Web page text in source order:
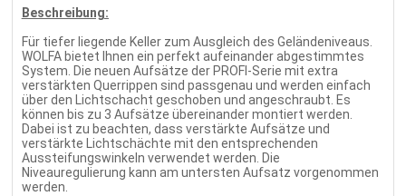
Beschreibung:
Für tiefer liegende Keller zum Ausgleich des Geländeniveaus.
WOLFA bietet Ihnen ein perfekt aufeinander abgestimmtes
System. Die neuen Aufsätze der PROFI-Serie mit extra
verstärkten Querrippen sind passgenau und werden einfach
über den Lichtschacht geschoben und angeschraubt. Es
können bis zu 3 Aufsätze übereinander montiert werden.
Dabei ist zu beachten, dass verstärkte Aufsätze und
verstärkte Lichtschächte mit den entsprechenden
Aussteifungswinkeln verwendet werden. Die
Niveauregulierung kann am untersten Aufsatz vorgenommen
werden.